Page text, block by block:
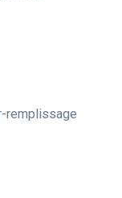
remplissage